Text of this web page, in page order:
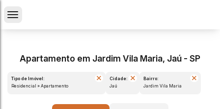
Apartamento em Jardim Vila Maria, Jaú - SP
Tipo de Imóvel:
Residencial » Apartamento
Cidade:
Jaú
Bairro:
Jardim Vila Maria